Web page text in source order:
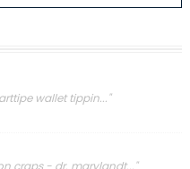
wallet tippin..."
craps - dr. marylandt..."